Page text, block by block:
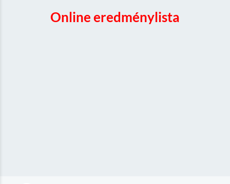
Online eredménylista